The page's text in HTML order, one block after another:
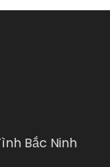
Bắc Ninh